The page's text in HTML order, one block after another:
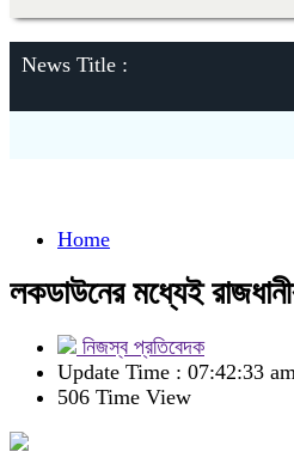
News Title :
Home
লকডাউনের মধ্যেই
নিজস্ব প্রতিবেদক
Update Time : 07:42:33
506 Time View